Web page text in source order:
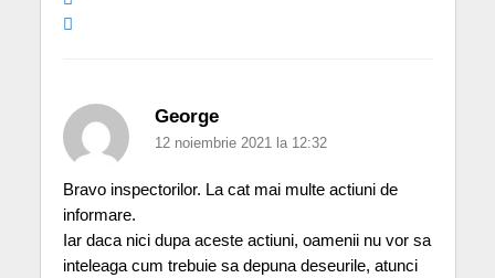
George
12 noiembrie 2021 la 12:32
Bravo inspectorilor. La cat mai multe actiuni de
informare.
Iar daca nici dupa aceste actiuni, oamenii nu vor sa
inteleaga cum trebuie sa depuna deseurile, atunci